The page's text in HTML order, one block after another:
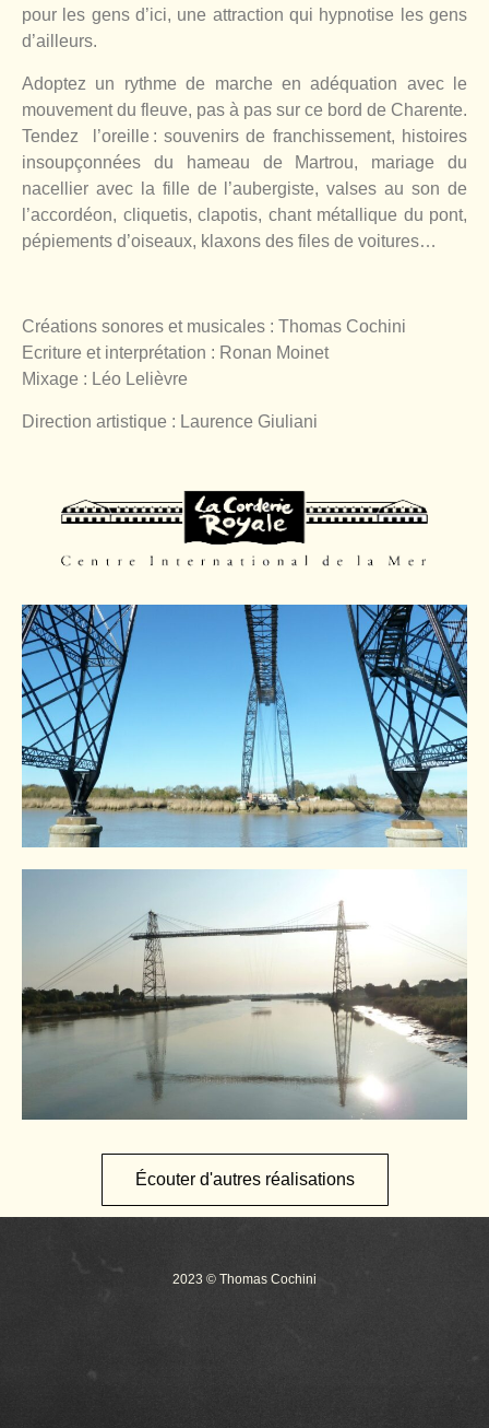
pour les gens d’ici, une attraction qui hypnotise les gens
d’ailleurs.
Adoptez un rythme de marche en adéquation avec le
mouvement du fleuve, pas à pas sur ce bord de Charente.
Tendez l’oreille : souvenirs de franchissement, histoires
insoupçonnées du hameau de Martrou, mariage du
nacellier avec la fille de l’aubergiste, valses au son de
l’accordéon, cliquetis, clapotis, chant métallique du pont,
pépiements d’oiseaux, klaxons des files de voitures…
Créations sonores et musicales : Thomas Cochini
Ecriture et interprétation : Ronan Moinet
Mixage : Léo Lelièvre
Direction artistique : Laurence Giuliani
Écouter d'autres réalisations
2023 © Thomas Cochini